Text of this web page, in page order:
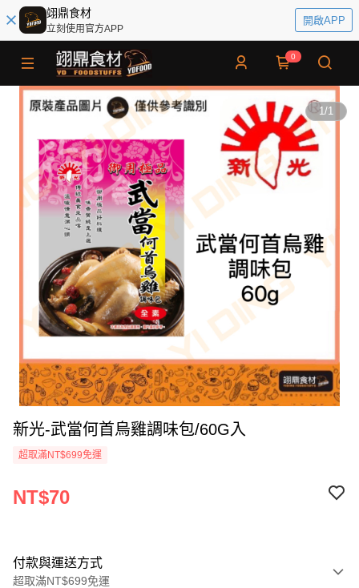
翊鼎食材
立刻使用官方APP
開啟APP
0
1/1
新光-武當何首烏雞調味包/60G入
超取滿NT$699免運
NT$70
付款與運送方式
超取滿NT$699免運